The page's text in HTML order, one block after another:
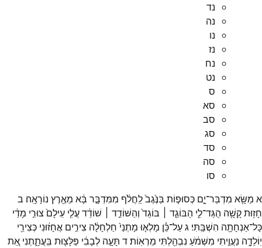
נד
נה
נו
נז
נח
נט
ס
סא
סב
סג
סד
סה
סו
א מַשָּׂ֖א מִדְבַּר־יָ֑ם כְּסוּפ֤וֹת בַּנֶּ֙גֶב֙לַֽחֲלֹ֔ף מִמִּדְבָּ֣ר בָּ֔א מֵאֶ֖רֶץ נוֹרָאָֽה׃ ב
חָז֥וּתקָשָׁ֖ה הֻגַּד־לִ֑י הַבּוֹגֵ֤ד ׀ בּוֹגֵד֙ וְהַשּׁוֹדֵ֣ד ׀ שׁוֹדֵ֔דעֲלִ֤י עֵילָם֙ צוּרִ֣י מָדַ֔י
כָּל־אַנְחָתָ֖ה הִשְׁבַּֽתִּי׃ געַל־כֵּ֗ן מָלְא֤וּ מָתְנַי֙ חַלְחָלָ֔ה צִירִ֣ים אֲחָז֔וּנִי כְּצִירֵ֖י
יֽוֹלֵדָ֑ה נַעֲוֵ֣יתִי מִשְּׁמֹ֔עַ נִבְהַ֖לְתִּי מֵרְאֽוֹת׃ד תָּעָ֣ה לְבָבִ֔י פַּלָּצ֖וּת בִּֽעֲתָ֑תְנִי אֵ֚ת